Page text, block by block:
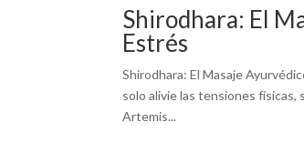
Shirodhara: El
Estrés
Shirodhara: El Masaje
solo alivie las tensiones físicas,
Artemis...